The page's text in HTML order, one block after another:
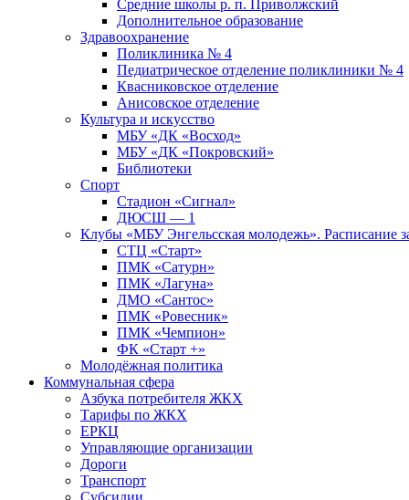
Средние школы р. п. Приволжский
Дополнительное образование
Здравоохранение
Поликлиника № 4
Педиатрическое отделение поликлиники № 4
Квасниковское отделение
Анисовское отделение
Культура и искусство
МБУ «ДК «Восход»
МБУ «ДК «Покровский»
Библиотеки
Спорт
Стадион «Сигнал»
ДЮСШ — 1
Клубы «МБУ Энгельсская молодежь». Расписание
СТЦ «Старт»
ПМК «Сатурн»
ПМК «Лагуна»
ДМО «Сантос»
ПМК «Ровесник»
ПМК «Чемпион»
ФК «Старт +»
Молодёжная политика
Коммунальная сфера
Азбука потребителя ЖКХ
Тарифы по ЖКХ
ЕРКЦ
Управляющие организации
Дороги
Транспорт